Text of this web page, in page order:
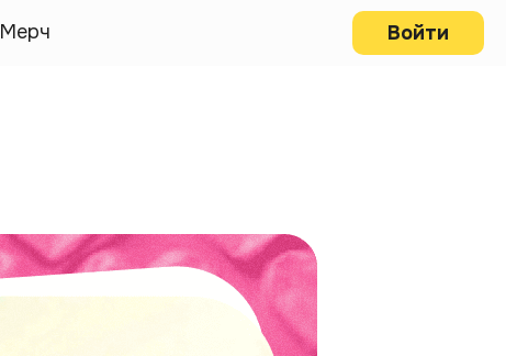
Мерч Войти